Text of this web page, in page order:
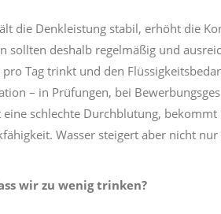
die Denkleistung stabil, erhöht die
sollten deshalb regelmäßig und
Tag trinkt und den
– in Prüfungen, bei
schlechte Durchblutung,
Wasser steigert aber nicht
wir zu wenig trinken?